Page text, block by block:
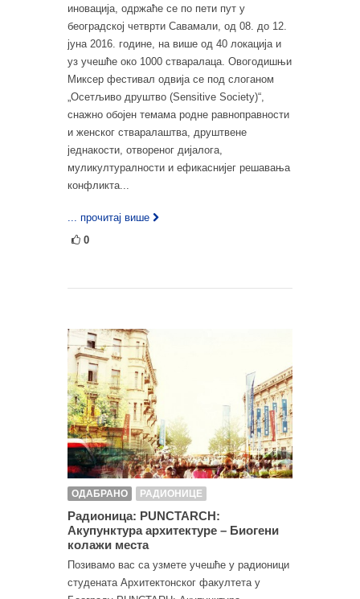
иновација, одржаће се по пети пут у
београдској четврти Савамали, од 08. до 12.
јуна 2016. године, на више од 40 локација и
уз учешће око 1000 стваралаца. Овогодишњи
Миксер фестивал одвија се под слоганом
„Осетљиво друштво (Sensitive Society)“,
снажно обојен темама родне равноправности
и женског стваралаштва, друштвене
једнакости, отвореног дијалога,
муликултуралности и ефикаснијег решавања
конфликта...
... прочитај више
0
ОДАБРАНО РАДИОНИЦЕ
Радионица: PUNCTARCH:
Акупунктура архитектуре – Биогени
колажи места
Позивамо вас са узмете учешће у радионици
студената Архитектонског факултета у